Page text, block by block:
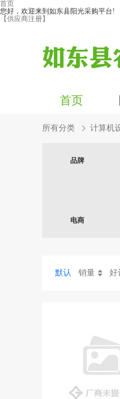
首页
您好，欢迎来到如东县阳光采购平台!
【供应商注册】
首页
所有分类 计算机
品牌
电商
默认 销量 好